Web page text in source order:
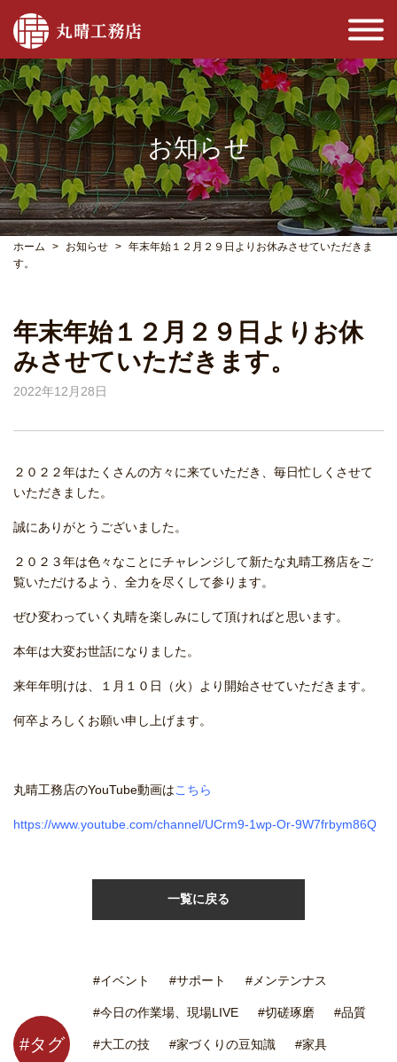
お知らせ
ホーム お知らせ
年末年始１２月２９日よりお休みさせていただきま
す。
年末年始１２月２９日よりお休
みさせていただきます。
2022年12月28日
２０２２年はたくさんの方々に来ていただき、毎日忙しくさせて
いただきました。
誠にありがとうございました。
２０２３年は色々なことにチャレンジして新たな丸晴工務店をご
覧いただけるよう、全力を尽くして参ります。
ぜひ変わっていく丸晴を楽しみにして頂ければと思います。
本年は大変お世話になりました。
来年年明けは、１月１０日（火）より開始させていただきます。
何卒よろしくお願い申し上げます。
丸晴工務店のYouTube動画はこちら
https://www.youtube.com/channel/UCrm9-1wp-Or-9W7frbym86Q
一覧に戻る
#タグ
#イベント #サポート #メンテンナス
#今日の作業場、現場LIVE #切磋琢磨 #品質
#大工の技 #家づくりの豆知識 #家具